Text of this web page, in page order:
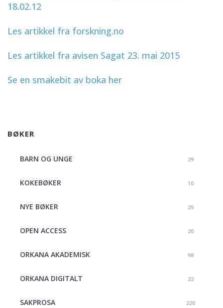
18.02.12
Les artikkel fra forskning.no
Les artikkel fra avisen Sagat 23. mai 2015
Se en smakebit av boka her
BØKER
BARN OG UNGE 29
KOKEBØKER 10
NYE BØKER 25
OPEN ACCESS 20
ORKANA AKADEMISK 98
ORKANA DIGITALT 22
SAKPROSA 220